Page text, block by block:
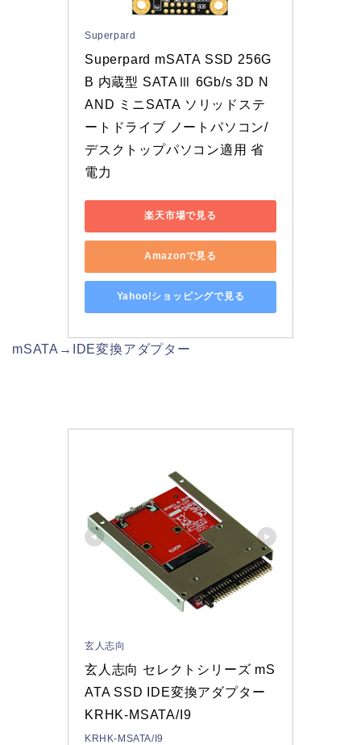
Superpard
Superpard mSATA SSD 256G
B 内蔵型 SATAⅢ 6Gb/s 3D N
AND ミニSATA ソリッドステ
ートドライブ ノートパソコン/
デスクトップパソコン適用 省
電力
楽天市場で見る
Amazonで見る
Yahoo!ショッピングで見る
mSATA→IDE変換アダプター
玄人志向
玄人志向 セレクトシリーズ mS
ATA SSD IDE変換アダプター
KRHK-MSATA/I9
KRHK-MSATA/I9